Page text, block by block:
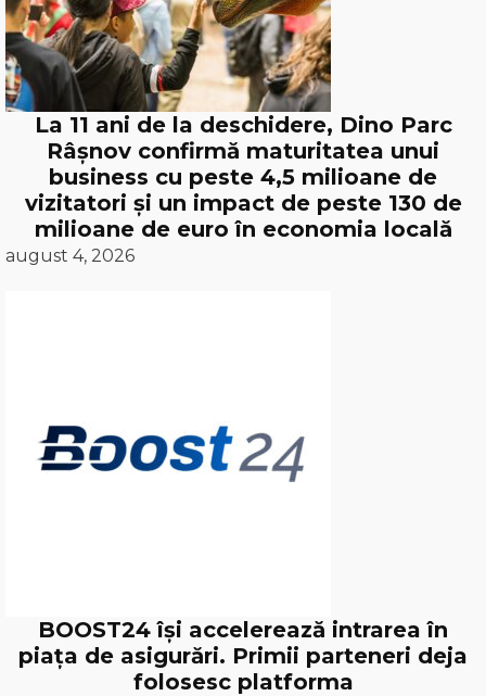
La 11 ani de la deschidere, Dino Parc
Râșnov confirmă maturitatea unui
business cu peste 4,5 milioane de
vizitatori și un impact de peste 130 de
milioane de euro în economia locală
august 4, 2026
BOOST24 își accelerează intrarea în
piața de asigurări. Primii parteneri deja
folosesc platforma